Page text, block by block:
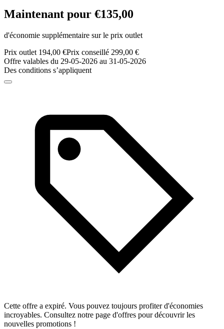
Maintenant pour €135,00
d'économie supplémentaire sur le prix outlet
Prix outlet 194,00 €Prix conseillé 299,00 €
Offre valables du 29-05-2026 au 31-05-2026
Des conditions s’appliquent
Cette offre a expiré. Vous pouvez toujours profiter d'économies
incroyables. Consultez notre page d'offres pour découvrir les
nouvelles promotions !